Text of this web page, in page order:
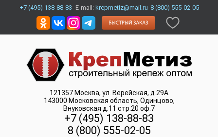
+7 (495) 138-88-83 E-mail: krepmetiz@mail.ru 8 (800) 555-02-05
121357 Москва, ул. Верейская, д.29А
143000 Московская область, Одинцово,
Внуковская д.11 стр.20 оф.7
+7 (495) 138-88-83
8 (800) 555-02-05